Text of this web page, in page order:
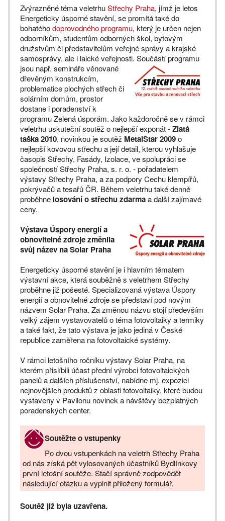
Zvýrazněné téma veletrhuStřechy Praha, jímž je letos
Energeticky úsporné stavění, se promítá také do
bohatéhodoprovodného programu, který je určen nejen
odborníkům, studentům odborných škol, bytovým
družstvům či představitelům veřejné správy a krajské
samosprávy, ale i laické veřejnosti. Součástí programu
jsou např. semináře věnované
dřevěným konstrukcím,
problematice plochých střech či
solárním domům, prostor
dostane i poradenství k
programu Zelená úsporám. Jako každoročně se v rámci
veletrhu uskuteční soutěž o nejlepší exponát -Zlatá
taška 2010, novinkou je soutěž MetalStar 2009o
nejlepší kovovou střechu a její detail, kterou vyhlašuje
časopis Střechy, Fasády, Izolace, ve spolupráci se
společností Střechy Praha, s. r. o. - pořadatelem
výstavy Střechy Praha, a za podpory Cechu klempířů,
pokrývačů a tesařů ČR. Během veletrhu také denně
proběhne losování o střechu zdarmaa další zajímavé
ceny.
Výstava Úspory energií a
obnovitelné zdroje změnila
svůj název na Solar Praha
Energeticky úsporné stavění je i hlavním tématem
výstavní akce, která souběžně s veletrhem Střechy
proběhne již pošesté. Specializovaná výstava Úspory
energií a obnovitelné zdroje se představí pod novým
názvem Solar Praha. Za změnou názvu stojí především
velký zájem vystavovatelů o téma fotovoltaiky a termiky
a také fakt, že tato výstava je jako jediná v České
republice zaměřena na fotovoltaické systémy.
V rámci letošního ročníku výstavy Solar Praha, na
kterém přislíbili účast přední výrobci fotovoltaických
panelů a dalších příslušenství, nabídne mj. expozici
nejnovějších produktů z oblasti fotovoltaiky, které budou
vystaveny v Pavilonu novinek a návštěvy bezplatných
poradenských center.
Soutěžte o vstupenky
Po dvou vstupenkách na veletrh Střechy Praha
od nás získá pět vylosovaných účastníků Bydlínkovy
první letošní soutěže. Stačí správně zodpovědět
následující otázku a vyplnit přiložený formulář.
Soutěž již byla uzavřena.